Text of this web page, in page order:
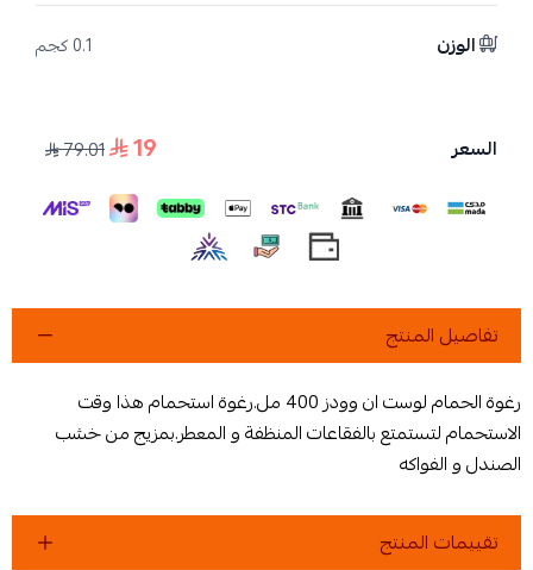
الوزن 0.1 كجم
السعر 19
79.01
تفاصيل المنتج
رغوة الحمام لوست ان وودز 400 مل.رغوة استحمام هذا وقت
الاستحمام لتستمتع بالفقاعات المنظفة و المعطر.بمزيج من خشب
الصندل و الفواكه
تقييمات المنتج